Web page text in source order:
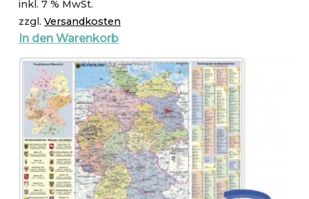
inkl. 7 % MwSt.
zzgl. Versandkosten
In den Warenkorb